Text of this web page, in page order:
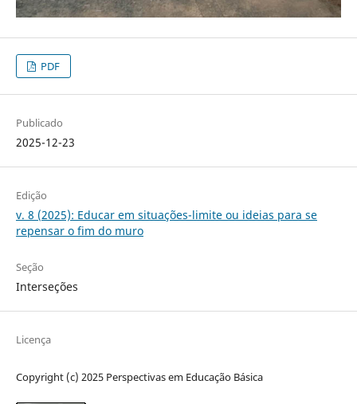
PDF
Publicado
2025-12-23
Edição
v. 8 (2025): Educar em situações-limite ou ideias para se
repensar o fim do muro
Seção
Interseções
Licença
Copyright (c) 2025 Perspectivas em Educação Básica